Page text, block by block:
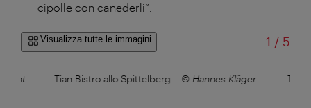
cipolle con canederli”.
Visualizza tutte le immagini 1 /di
5
Tian Bistro allo Spittelberg – © Hannes Kläger Tian